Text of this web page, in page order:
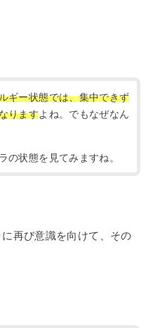
ギー状態では、集中できず
りますよね。でもなぜなん
の状態を見てみますね。
再び意識を向けて、その